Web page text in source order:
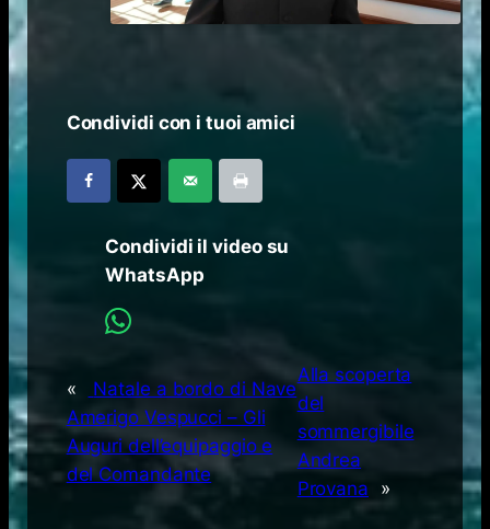
Condividi con i tuoi amici
Condividi il video su
WhatsApp
«
Natale a bordo di Nave
Amerigo Vespucci – Gli
Auguri dell’equipaggio e
del Comandante
Alla scoperta
del
sommergibile
Andrea
Provana
»